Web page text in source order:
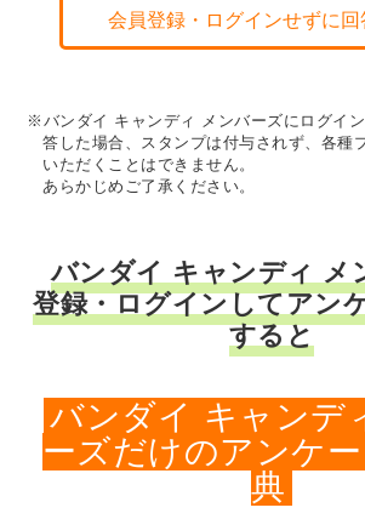
会員登録・ログインせずに回
※バンダイ キャンディ メンバーズにログイ
答した場合、スタンプは付与されず、各種
いただくことはできません。
あらかじめご了承ください。
バンダイ キャンディ メ
登録・ログインしてアン
すると
バンダイ キャンデ
ーズだけのアンケ
典